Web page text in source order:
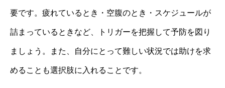
要です。疲れているとき・空腹のとき・スケジュールが
詰まっているときなど、トリガーを把握して予防を図り
ましょう。また、自分にとって難しい状況では助けを求
めることも選択肢に入れることです。